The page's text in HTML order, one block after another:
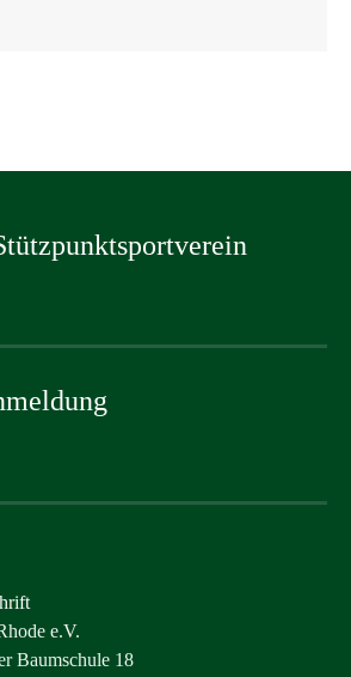
e.V.
Baumschule 18